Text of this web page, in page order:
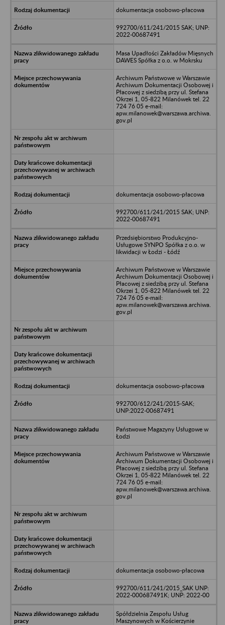
dokumentacja osobowo-płacowa
992700/611/241/2015 SAK; UNP:
2022-00687491
Masa Upadłości Zakładów Mięsnych
DAWES Spółka z o.o. w Mokrsku
Archiwum Państwowe w Warszawie
Archiwum Dokumentacji Osobowej i
Płacowej z siedzibą przy ul. Stefana
Okrzei 1, 05-822 Milanówek tel. 22
724 76 05 e-mail:
apw.milanowek@warszawa.archiwa.
gov.pl
dokumentacja osobowo-płacowa
992700/611/241/2015 SAK; UNP:
2022-00687491
Przedsiębiorstwo Produkcyjno-
Usługowe SYNPO Spółka z o.o. w
likwidacji w Łodzi - Łódź
Archiwum Państwowe w Warszawie
Archiwum Dokumentacji Osobowej i
Płacowej z siedzibą przy ul. Stefana
Okrzei 1, 05-822 Milanówek tel. 22
724 76 05 e-mail:
apw.milanowek@warszawa.archiwa.
gov.pl
dokumentacja osobowo-płacowa
992700/612/241/2015-SAK;
UNP:2022-00687491
Państwowe Magazyny Usługowe w
Łodzi
Archiwum Państwowe w Warszawie
Archiwum Dokumentacji Osobowej i
Płacowej z siedzibą przy ul. Stefana
Okrzei 1, 05-822 Milanówek tel. 22
724 76 05 e-mail:
apw.milanowek@warszawa.archiwa.
gov.pl
dokumentacja osobowo-płacowa
992700/611/241/2015_SAK UNP:
2022-000687491K; UNP: 2022-00
Spółdzielnia Zespołu Usług
Maszynowych w Kościerzynie